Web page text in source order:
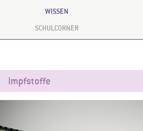
WISSEN
SCHULCORNER
Impfstoffe